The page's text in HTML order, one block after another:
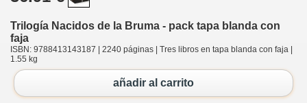
Trilogía Nacidos de la Bruma - pack tapa blanda con
faja
ISBN: 9788413143187 | 2240 páginas | Tres libros en tapa blanda con faja |
1.55 kg
añadir al carrito